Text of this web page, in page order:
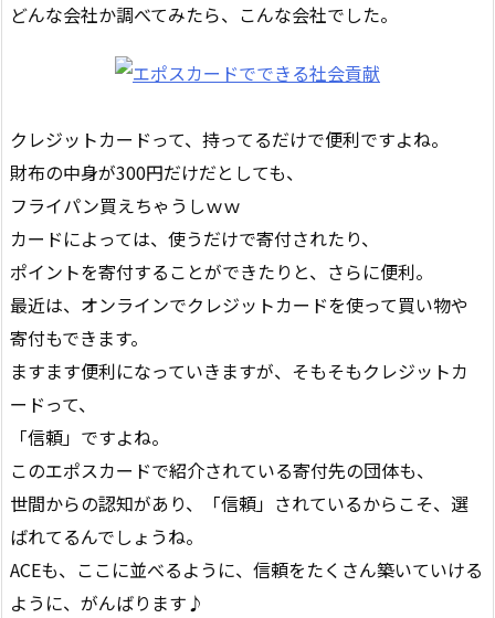
どんな会社か調べてみたら、こんな会社でした。
クレジットカードって、持ってるだけで便利ですよね。
財布の中身が300円だけだとしても、
フライパン買えちゃうしｗｗ
カードによっては、使うだけで寄付されたり、
ポイントを寄付することができたりと、さらに便利。
最近は、オンラインでクレジットカードを使って買い物や
寄付もできます。
ますます便利になっていきますが、そもそもクレジットカ
ードって、
「信頼」ですよね。
このエポスカードで紹介されている寄付先の団体も、
世間からの認知があり、「信頼」されているからこそ、選
ばれてるんでしょうね。
ACEも、ここに並べるように、信頼をたくさん築いていける
ように、がんばります♪